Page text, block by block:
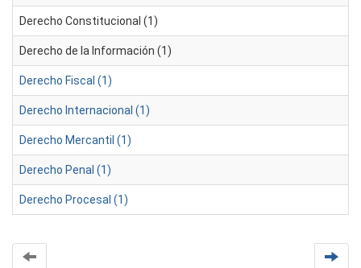
Derecho Constitucional (1)
Derecho de la Información (1)
Derecho Fiscal (1)
Derecho Internacional (1)
Derecho Mercantil (1)
Derecho Penal (1)
Derecho Procesal (1)